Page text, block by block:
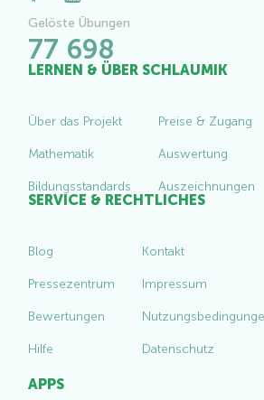
Gelöste Übungen
77 698
LERNEN & ÜBER SCHLAUMIK
Über das Projekt
Mathematik
Bildungsstandards
Preise & Zugang
Auswertung
Auszeichnungen
SERVICE & RECHTLICHES
Blog
Pressezentrum
Bewertungen
Hilfe
Kontakt
Impressum
Datenschutz
APPS